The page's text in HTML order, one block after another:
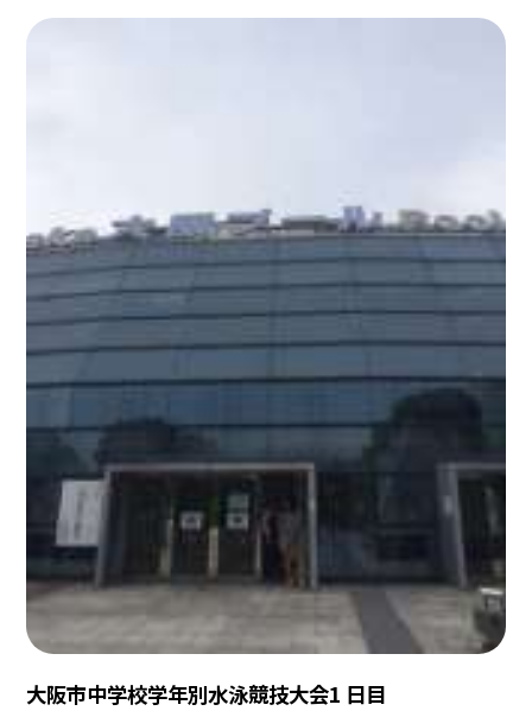
大阪市中学校学年別水泳競技大会1 日目